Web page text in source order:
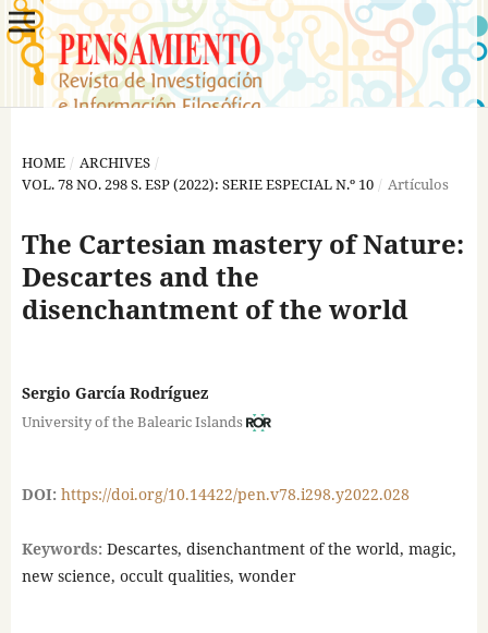
HOME / ARCHIVES /
VOL. 78 NO. 298 S. ESP (2022): SERIE ESPECIAL N.º 10 / Artículos
The Cartesian mastery of Nature:
Descartes and the
disenchantment of the world
Sergio García Rodríguez
University of the Balearic Islands
DOI: https://doi.org/10.14422/pen.v78.i298.y2022.028
Keywords: Descartes, disenchantment of the world, magic,
new science, occult qualities, wonder